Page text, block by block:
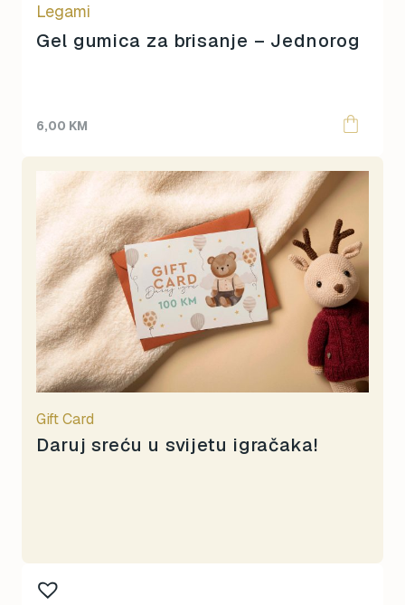
Legami
Gel gumica za brisanje – Jednorog
6,00 KM
Gift Card
Daruj sreću u svijetu igračaka!